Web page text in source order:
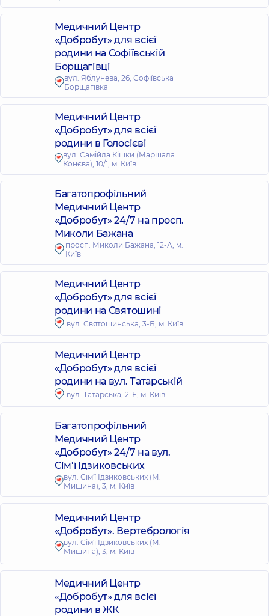
Медичний Центр
«Добробут» для всієї
родини на Софіївській
Борщагівці
вул. Яблунева, 26, Софіївська
Борщагівка
Медичний Центр
«Добробут» для всієї
родини в Голосієві
вул. Самійла Кішки (Маршала
Конєва), 10/1, м. Київ
Багатопрофільний
Медичний Центр
«Добробут» 24/7 на просп.
Миколи Бажана
просп. Миколи Бажана, 12-А, м.
Київ
Медичний Центр
«Добробут» для всієї
родини на Святошині
вул. Святошинська, 3-Б, м. Київ
Медичний Центр
«Добробут» для всієї
родини на вул. Татарській
вул. Татарська, 2-Е, м. Київ
Багатопрофільний
Медичний Центр
«Добробут» 24/7 на вул.
Сім’ї Ідзиковських
вул. Сім'ї Ідзиковських (М.
Мишина), 3, м. Київ
Медичний Центр
«Добробут». Вертебрологія
вул. Сім'ї Ідзиковських (М.
Мишина), 3, м. Київ
Медичний Центр
«Добробут» для всієї
родини в ЖК